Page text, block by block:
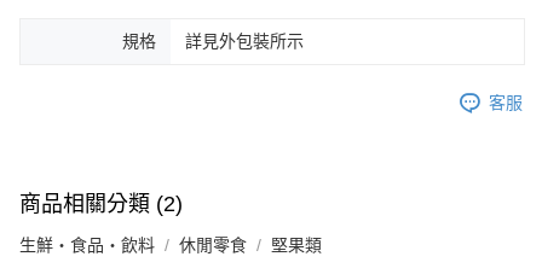
規格 詳見外包裝所示
客服
商品相關分類 (2)
生鮮・食品・飲料 休閒零食 堅果類